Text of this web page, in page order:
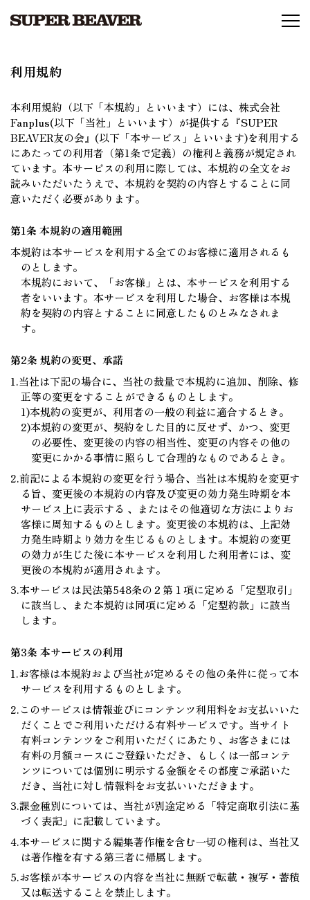
利用規約
本利用規約（以下「本規約」といいます）には、株式会社
Fanplus(以下「当社」といいます）が提供する 『SUPER
BEAVER友の会』(以下「本サービス」といいます)を利用する
にあたっての利用者（第1条で定義）の権利と義務が規定され
ています。本サービスの利用に際しては、本規約の全文をお
読みいただいたうえで、本規約を契約の内容とすることに同
意いただく必要があります。
第1条 本規約の適用範囲
本規約は本サービスを利用する全てのお客様に適用されるも
のとします。
本規約において、「お客様」とは、本サービスを利用する
者をいいます。本サービスを利用した場合、お客様は本規
約を契約の内容とすることに同意したものとみなされま
す。
第2条 規約の変更、承諾
1.当社は下記の場合に、当社の裁量で本規約に追加、削除、修
正等の変更をすることができるものとします。
1)本規約の変更が、利用者の一般の利益に適合するとき。
2)本規約の変更が、契約をした目的に反せず、かつ、変更
の必要性、変更後の内容の相当性、変更の内容その他の
変更にかかる事情に照らして合理的なものであるとき。
2.前記による本規約の変更を行う場合、当社は本規約を変更す
る旨、変更後の本規約の内容及び変更の効力発生時期を本
サービス上に表示する 、またはその他適切な方法によりお
客様に周知するものとします。変更後の本規約は、上記効
力発生時期より効力を生じるものとします。本規約の変更
の効力が生じた後に本サービスを利用した利用者には、変
更後の本規約が適用されます。
3.本サービスは民法第548条の２第１項に定める「定型取引」
に該当し、また本規約は同項に定める「定型約款」に該当
します。
第3条 本サービスの利用
1.お客様は本規約および当社が定めるその他の条件に従って本
サービスを利用するものとします。
2.このサービスは情報並びにコンテンツ利用料をお支払いいた
だくことでご利用いただける有料サービスです。当サイト
有料コンテンツをご利用いただくにあたり、お客さまには
有料の月額コースにご登録いただき、もしくは一部コンテ
ンツについては個別に明示する金額をその都度ご承諾いた
だき、当社に対し情報料をお支払いいただきます。
3.課金種別については、当社が別途定める「特定商取引法に基
づく表記」に記載しています。
4.本サービスに関する編集著作権を含む一切の権利は、当社又
は著作権を有する第三者に帰属します。
5.お客様が本サービスの内容を当社に無断で転載・複写・蓄積
又は転送することを禁止します。